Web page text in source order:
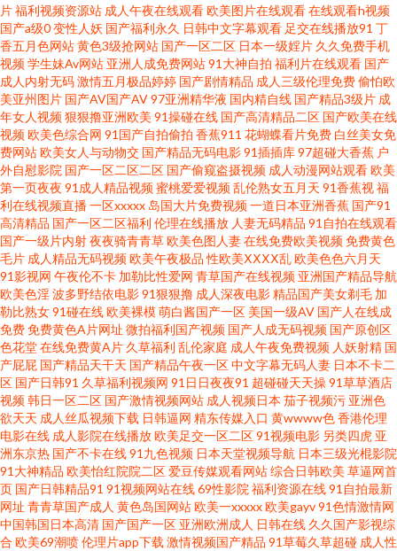
美色图综合 青娱乐99在线 操碰公开视频 另类综合性爱 超碰久操 日本免费在
线视频 a片含羞草 91私拍视频 91碰在线 男人天堂去干网 狼友免费 韩国成人
无码 日韩欧美久久 日韩毛片网站 人人操人人超碰 先锋成人网 手机亚洲色在
线 男人TV天堂 国产视频11页 影音先锋97干 91人妻网 午夜小福利 AV色色 草
逼的视频 91美女被啪啪啪 日本色五月 人人干人人摸 抖阴在线免费 熟妇TV 91
你懂的在线 欧美喉奥在线 国产三级网站 中文字幕女优熟女 91爱豆美女视频
精品aa在线直播 欧美福利影院 天天操操 国产51豆花视频 九九黄色片性爱 超
碰人草色欲 操碰公开 午夜男人天堂影院 欧美淫色网站 国产夫妻96 日本亚洲
中文 91次元黄人版 熟女福利导航 欧美色图网站 另类综合欧美变态 日韩美女
大片 福利社三分钟 午夜少妇影院 91福利址 久久精品久久精 日韩草操 色婷婷
五月激情 三级片免费国产 1024性爱 日韩岛国无码 豆花成人AV影院 中文字幕
熟女青草 AV第二页 国产精品久久不卡 91社地址 AV第二页 福利社三分钟 99
片福利视频资源站 成人午夜在线观看欧美图片在线观看在线观看h视频
国产a级0变性人妖 国产福利永久 日韩中文字幕观看 足交在线播放91 丁
香五月色网站黄色3级抢网站 国产一区二区 日本一级婬片 久久免费手机
视频学生妹Av网站 亚洲人成免费网站91大神自拍 福利片在线观看 国产
成人内射无码激情五月极品婷婷 国产剧情精品 成人三级伦理免费偷怕欧
美亚州图片 国产AV国产AV97亚洲精华液 国内精自线 国产精品3级片 成
年女人视频狠狠撸亚洲欧美 91操碰在线 国产高清精品二区 国产欧美在线
视频欧美色综合网 91国产自拍偷拍 香蕉911 花蝴蝶看片免费 白丝美女免
费网站欧美女人与动物交 国产精品无码电影91插插库97超碰大香蕉 户
外自慰影院 国产一区二区二区 国产偷窥盗摄视频 成人动漫网站观看欧美
第一页夜夜 91成人精品视频蜜桃爱爱视频乱伦熟女五月天 91香蕉视福
利在线视频直播一区xxxxx 岛国大片免费视频一道日本亚洲香蕉 国产91
高清精品 国产一区二区福利 伦理在线播放 人妻无码精品 91自拍在线观看
国产一级片内射夜夜骑青青草欧美色图人妻在线免费欧美视频免费黄色
毛片 成人精品无码视频欧美午夜极品 性欧美ⅩⅩⅩⅩ乱欧美色色六月天
91影视网 午夜伦不卡 加勒比性爱网 青草国产在线视频 亚洲国产精品导航
欧美色淫波多野结依电影91狠狠撸 成人深夜电影精品国产美女剃毛 加
勒比熟女91碰在线欧美裸模萌白酱国产一区 美国一级AV 国产人在线成
免费免费黄色A片网址 微拍福利国产视频 国产人成无码视频 国产原创区
色花堂在线免费黄A片 久草福利 乱伦家庭 成人午夜免费视频 人妖射精 国
产屁屁 国产精品天干天 国产精品午夜一区中文字幕无码人妻 日本不卡二
区 国产日韩91 久草福利视频网 91日日夜夜91 超碰碰天天操91草草酒店
视频韩日一区二区 国产激情视频网站 成人视频日本 茄子视频污 亚洲色
欲天天 成人丝瓜视频下载 日韩逼网 精东传媒入口 黄wwww色香港伦理
电影在线 成人影院在线播放欧美足交一区二区91视频电影 另类四虎 亚
洲东京热 国产不卡在线91九色视频 日本天堂视频导航 日本三级光棍影院
91大神精品 欧美怡红院院二区爱豆传媒观看网站综合日韩欧美 草逼网首
页 国产日韩精品91 91视频网站在线69性影院 福利资源在线91自拍最新
网址 青青草国产成人 黄色岛国网站欧美一xxxxx欧美gayv91色情激情网
中国韩国日本高清 国产国产一区 亚洲欧洲成人 日韩在线 久久国产影视综
合 欧美69潮喷伦理片app下载 激情视频国产精品 91草莓久草超碰 成人性